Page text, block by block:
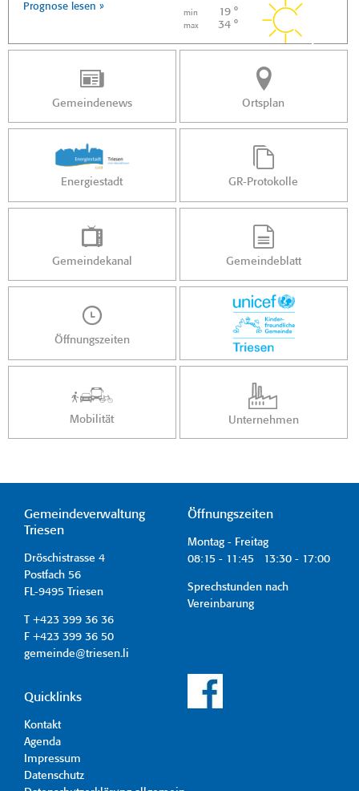
Prognose lesen »
min 19 °
max 34 °
Gemeindenews Ortsplan
Energiestadt GR-Protokolle
Gemeindekanal Gemeindeblatt
Öffnungszeiten
Mobilität Unternehmen
Gemeindeverwaltung
Triesen
Dröschistrasse 4
Postfach 56
FL-9495 Triesen
T +423 399 36 36
F +423 399 36 50
gemeinde@triesen.li
Öffnungszeiten
Montag - Freitag
08:15 - 11:45 13:30 - 17:00
Sprechstunden nach
Vereinbarung
Quicklinks
Kontakt
Agenda
Impressum
Datenschutz